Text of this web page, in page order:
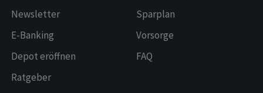
Newsletter
E-Banking
Depot eröffnen
Ratgeber
Sparplan
Vorsorge
FAQ